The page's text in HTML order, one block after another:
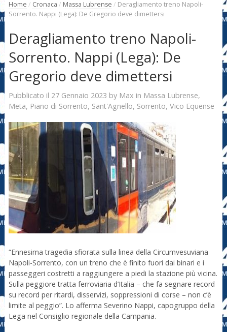
Home / Cronaca / Massa Lubrense / Deragliamento treno Napoli-
Sorrento. Nappi (Lega): De Gregorio deve dimettersi
Deragliamento treno Napoli-
Sorrento. Nappi (Lega): De
Gregorio deve dimettersi
Pubblicato il 27 Gennaio 2023 by Max in Massa Lubrense,
Meta, Piano di Sorrento, Sant'Agnello, Sorrento, Vico Equense
“Ennesima tragedia sfiorata sulla linea della Circumvesuviana
Napoli-Sorrento, con un treno che è finito fuori dai binari e i
passeggeri costretti a raggiungere a piedi la stazione più vicina.
Sulla peggiore tratta ferroviaria d’Italia – che fa segnare record
su record per ritardi, disservizi, soppressioni di corse – non c’è
limite al peggio”. Lo afferma Severino Nappi, capogruppo della
Lega nel Consiglio regionale della Campania.